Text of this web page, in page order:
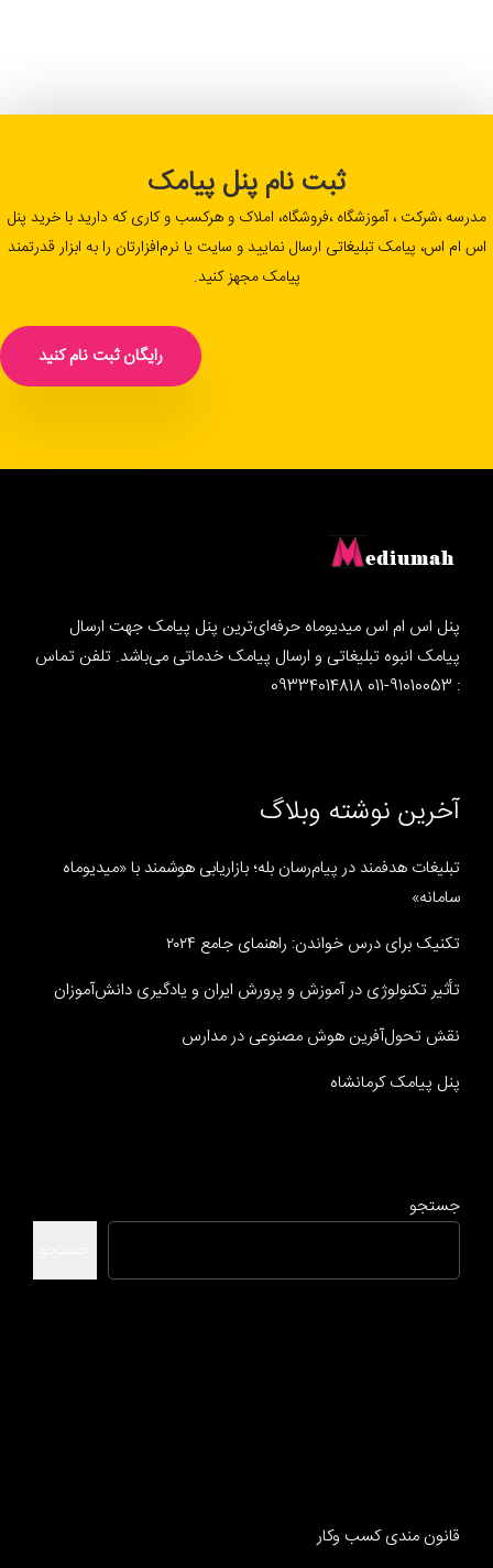
ثبت نام پنل پیامک
مدرسه ،شرکت ، آموزشگاه ،فروشگاه، املاک و هرکسب و کاری که دارید با خرید پنل
اس ام اس، پیامک تبلیغاتی ارسال نمایید و سایت یا نرم‌افزارتان را به ابزار قدرتمند
پیامک مجهز کنید.
رایگان ثبت نام کنید
پنل اس ام اس میدیوماه حرفه‌ای‌ترین پنل پیامک جهت ارسال
پیامک انبوه تبلیغاتی و ارسال پیامک خدماتی می‌باشد. تلفن تماس
: 91010053-011 09334014818
آخرین نوشته وبلاگ
تبلیغات هدفمند در پیام‌رسان بله؛ بازاریابی هوشمند با «میدیوماه
سامانه»
تکنیک برای درس خواندن: راهنمای جامع ۲۰۲۴
تأثیر تکنولوژی در آموزش و پرورش ایران و یادگیری دانش‌آموزان
نقش تحول‌آفرین هوش مصنوعی در مدارس
پنل پیامک کرمانشاه
جستجو
قانون مندی کسب وکار